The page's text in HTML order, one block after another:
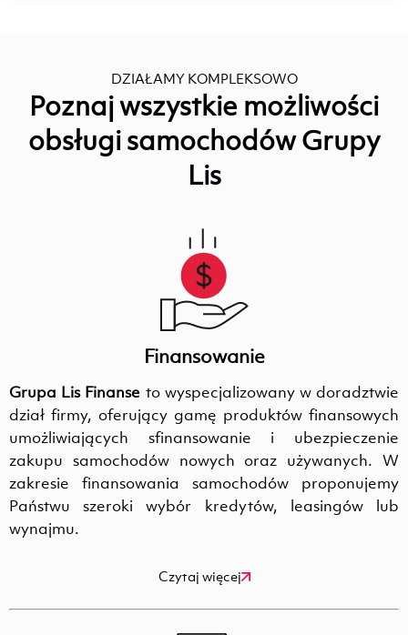
DZIAŁAMY KOMPLEKSOWO
Poznaj wszystkie możliwości
obsługi samochodów Grupy
Lis
Finansowanie
Grupa Lis Finanse to wyspecjalizowany w doradztwie
dział firmy, oferujący gamę produktów finansowych
umożliwiających sfinansowanie i ubezpieczenie
zakupu samochodów nowych oraz używanych. W
zakresie finansowania samochodów proponujemy
Państwu szeroki wybór kredytów, leasingów lub
wynajmu.
Czytaj więcej